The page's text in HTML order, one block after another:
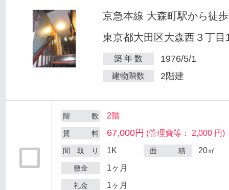
京急本線 大森町駅から徒
東京都大田区大森西３丁目
築 年 数 1976/5/1
建物階数 2階建
階 数 2階
賃 料 67,000円 (管理費等： 2,000 円)
間 取 り 1K 面 積 20㎡
敷金 1ヶ月
礼金 1ヶ月